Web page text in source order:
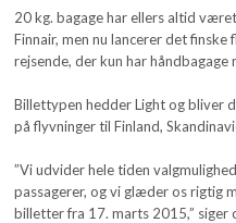
20 kg. bagage har ellers altid
Finnair, men nu lancerer det
rejsende, der kun har håndbagage
Billettypen hedder Light og bliver
på flyvninger til Finland,
”Vi udvider hele tiden
passagerer, og vi glæder os rigtig
billetter fra 17. marts 2015,” siger